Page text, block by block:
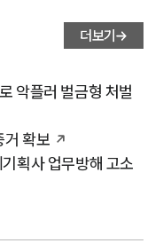
더보기
악플러 벌금형 처벌
거 확보
획사 업무방해 고소